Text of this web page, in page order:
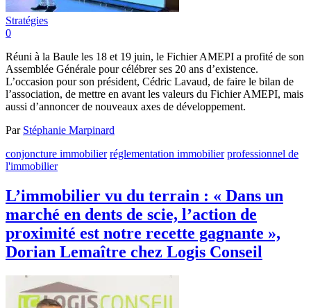
Stratégies
0
Réuni à la Baule les 18 et 19 juin, le Fichier AMEPI a profité de son
Assemblée Générale pour célébrer ses 20 ans d’existence.
L’occasion pour son président, Cédric Lavaud, de faire le bilan de
l’association, de mettre en avant les valeurs du Fichier AMEPI, mais
aussi d’annoncer de nouveaux axes de développement.
Par Stéphanie Marpinard
conjoncture immobilier réglementation immobilier professionnel de
l'immobilier
L’immobilier vu du terrain : « Dans un
marché en dents de scie, l’action de
proximité est notre recette gagnante »,
Dorian Lemaître chez Logis Conseil